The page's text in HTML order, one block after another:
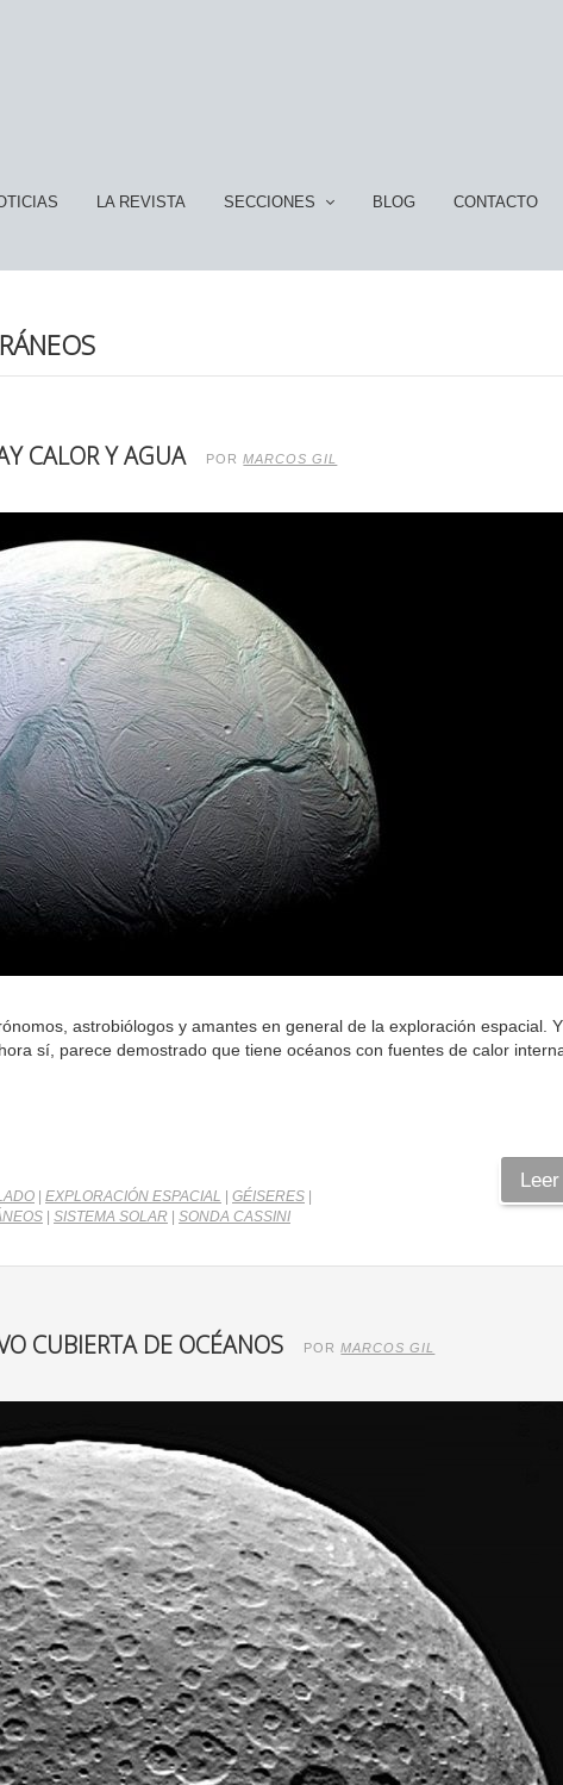
LA REVISTA SECCIONES BLOG CONTACTO
CALOR Y AGUA PORMARCOS GIL
astrobiólogos y amantes en general de la exploración espacial.
sí, parece demostrado que tiene océanos con fuentes de calor
EXPLORACIÓN ESPACIAL GÉISERES
SISTEMA SOLAR SONDA CASSINI
CUBIERTA DE OCÉANOS PORMARCOS GIL